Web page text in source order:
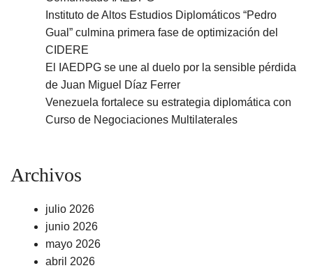
Instituto de Altos Estudios Diplomáticos “Pedro
Gual” culmina primera fase de optimización del
CIDERE
El IAEDPG se une al duelo por la sensible pérdida
de Juan Miguel Díaz Ferrer
Venezuela fortalece su estrategia diplomática con
Curso de Negociaciones Multilaterales
Archivos
julio 2026
junio 2026
mayo 2026
abril 2026